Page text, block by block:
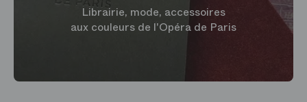
Librairie, mode, accessoires
aux couleurs de l'Opéra de Paris